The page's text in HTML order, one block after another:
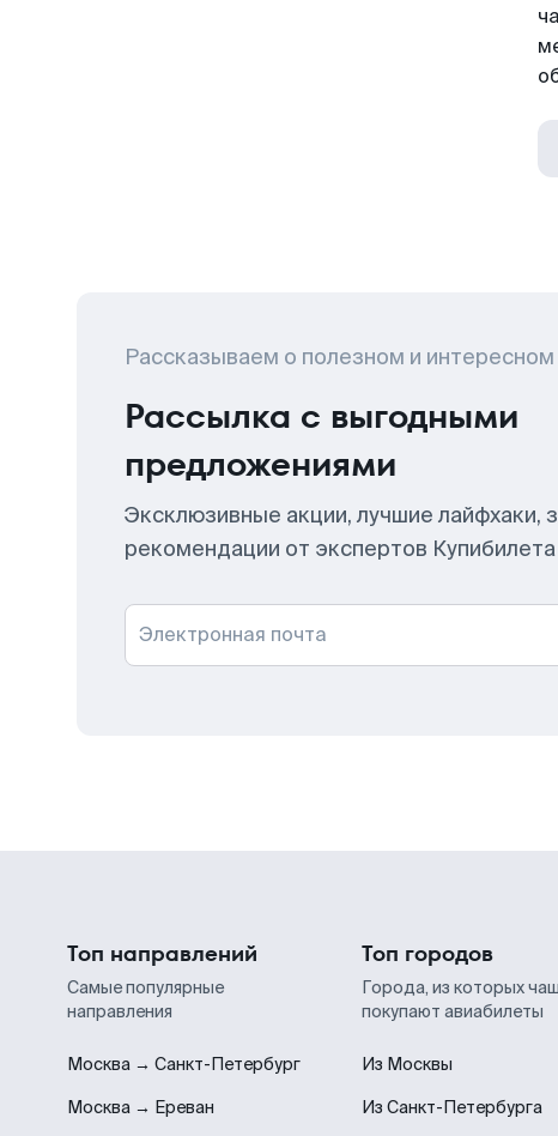
Рассказываем о полезном и интересном
Рассылка с выгодными
предложениями
Эксклюзивные акции, лучшие лайфхаки,
рекомендации от экспертов Купибилета
Электронная почта
Топ направлений
Самые популярные
направления
Москва → Санкт-Петербург
Москва → Ереван
Топ городов
Города, из которых
покупают авиабилеты
Из Москвы
Из Санкт-Петербурга